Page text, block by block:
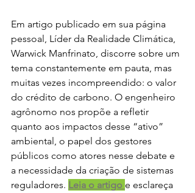
Em artigo publicado em sua página
pessoal, Líder da Realidade Climática,
Warwick Manfrinato, discorre sobre um
tema constantemente em pauta, mas
muitas vezes incompreendido: o valor
do crédito de carbono. O engenheiro
agrônomo nos propõe a refletir
quanto aos impactos desse “ativo”
ambiental, o papel dos gestores
públicos como atores nesse debate e
a necessidade da criação de sistemas
reguladores. Leia o artigo e esclareça